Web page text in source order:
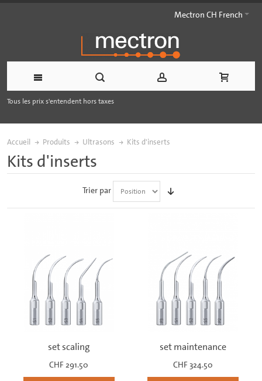
Mectron CH French
Tous les prix s'entendent hors taxes
Accueil Produits Ultrasons Kits d'inserts
Kits d'inserts
Trier par
set scaling
CHF 291.50
set maintenance
CHF 324.50